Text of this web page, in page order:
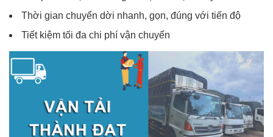
Thời gian chuyển dời nhanh, gọn, đúng với tiến độ
Tiết kiệm tối đa chi phí vận chuyển